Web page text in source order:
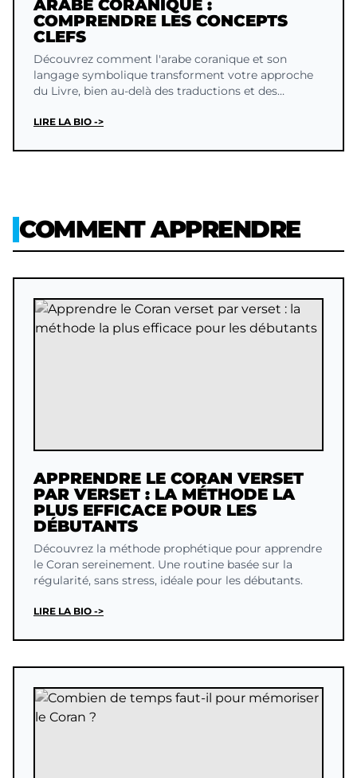
ARABE CORANIQUE :
COMPRENDRE LES CONCEPTS
CLEFS
Découvrez comment l'arabe coranique et son
langage symbolique transforment votre approche
du Livre, bien au-delà des traductions et des
LIRE LA BIO ->
COMMENT APPRENDRE
APPRENDRE LE CORAN VERSET
PAR VERSET : LA MÉTHODE LA
PLUS EFFICACE POUR LES
DÉBUTANTS
Découvrez la méthode prophétique pour apprendre
le Coran sereinement. Une routine basée sur la
régularité, sans stress, idéale pour les débutants.
LIRE LA BIO ->